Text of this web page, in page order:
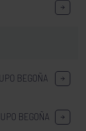
BEGOÑA
BEGOÑA